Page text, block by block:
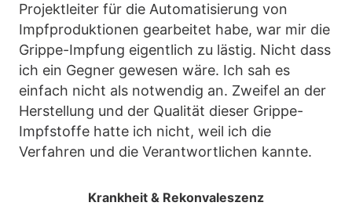
Projektleiter für die Automatisierung von
Impfproduktionen gearbeitet habe, war mir die
Grippe-Impfung eigentlich zu lästig. Nicht dass
ich ein Gegner gewesen wäre. Ich sah es
einfach nicht als notwendig an. Zweifel an der
Herstellung und der Qualität dieser Grippe-
Impfstoffe hatte ich nicht, weil ich die
Verfahren und die Verantwortlichen kannte.
Krankheit & Rekonvaleszenz